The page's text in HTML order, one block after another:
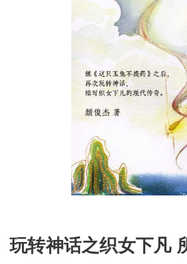
玩转神话之织女下凡